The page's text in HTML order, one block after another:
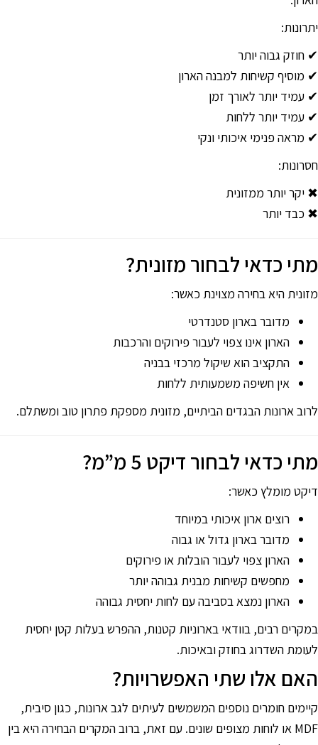
יתרונות:
✔ חוזק גבוה יותר
✔ מוסיף קשיחות למבנה הארון
✔ עמיד יותר לאורך זמן
✔ עמיד יותר ללחות
✔ מראה פנימי איכותי ונקי
חסרונות:
✖ יקר יותר ממזונית
✖ כבד יותר
מתי כדאי לבחור מזונית?
מזונית היא בחירה מצוינת כאשר:
מדובר בארון סטנדרטי
הארון אינו צפוי לעבור פירוקים והרכבות
התקציב הוא שיקול מרכזי בבניה
אין חשיפה משמעותית ללחות
לרוב ארונות הבגדים הביתיים, מזונית מספקת פתרון טוב ומשתלם.
מתי כדאי לבחור דיקט 5 מ”מ?
דיקט מומלץ כאשר:
רוצים ארון איכותי במיוחד
מדובר בארון גדול או גבוה
הארון צפוי לעבור הובלות או פירוקים
מחפשים קשיחות מבנית גבוהה יותר
הארון נמצא בסביבה עם לחות יחסית גבוהה
במקרים רבים, בוודאי בארוניות קטנות, ההפרש בעלות קטן יחסית
לעומת השדרוג בחוזק ובאיכות.
האם אלו שתי האפשרויות?
קיימים חומרים נוספים המשמשים לעיתים לגב ארונות, כגון סיבית,
MDF או לוחות מצופים שונים. עם זאת, ברוב המקרים הבחירה היא בין